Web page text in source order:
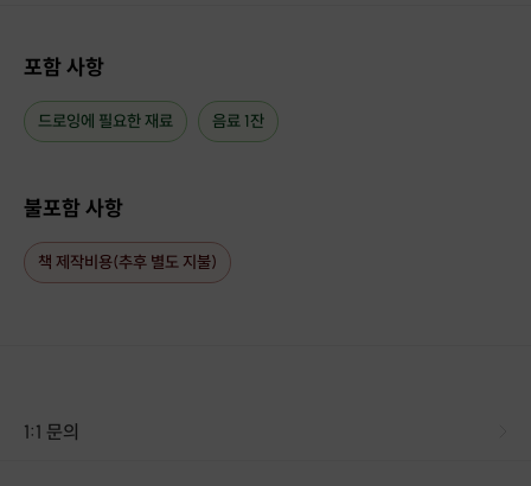
포함 사항
드로잉에 필요한 재료 음료 1잔
불포함 사항
책 제작비용(추후 별도 지불)
1:1 문의